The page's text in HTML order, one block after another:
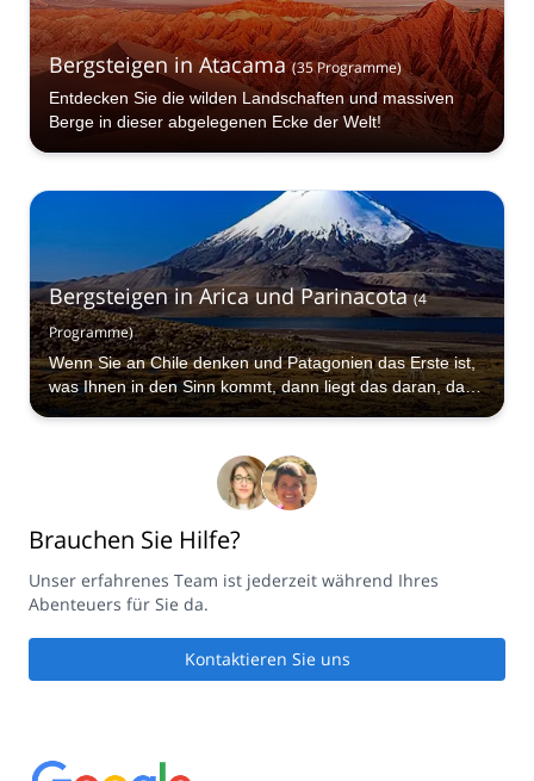
Bergsteigen in Atacama (35Programme)
Entdecken Sie die wilden Landschaften und massiven
Berge in dieser abgelegenen Ecke der Welt!
Bergsteigen in Arica und Parinacota (4
Programme)
Wenn Sie an Chile denken und Patagonien das Erste ist,
was Ihnen in den Sinn kommt, dann liegt das daran, dass
Sie den Norden noch nicht besucht haben.
Brauchen Sie Hilfe?
Unser erfahrenes Team ist jederzeit während Ihres
Abenteuers für Sie da.
Kontaktieren Sie uns